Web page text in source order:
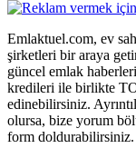
Emlaktuel.com, ev
şirketleri bir araya
güncel emlak
kredileri ile birlikte
edinebilirsiniz.
olursa, bize yorum
form